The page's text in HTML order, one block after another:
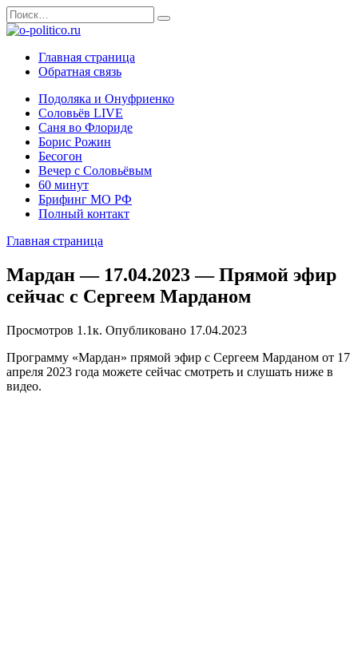
Перейти
к
содержанию
Search
for:
Главная страница
Обратная связь
Подоляка и Онуфриенко
Соловьёв LIVE
Саня во Флориде
Борис Рожин
Бесогон
Вечер с Соловьёвым
60 минут
Брифинг МО РФ
Полный контакт
Главная страница
Мардан — 17.04.2023 — Прямой эфир
сейчас с Сергеем Марданом
Просмотров 1.1к. Опубликовано 17.04.2023
Программу «Мардан» прямой эфир с Сергеем Марданом от 17
апреля 2023 года можете сейчас смотреть и слушать ниже в
видео.